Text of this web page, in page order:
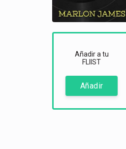
Añadir a tu
FLIIST
Añadir